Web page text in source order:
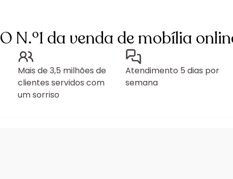
O N.º1 da venda de mobília
Mais de 3,5 milhões de
clientes servidos com
um sorriso
Atendimento 5 dias por
semana